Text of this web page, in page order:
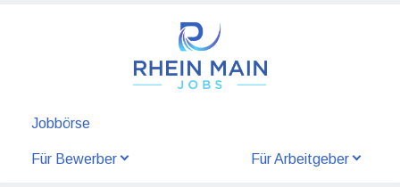
Jobbörse
Für Bewerber Für Arbeitgeber